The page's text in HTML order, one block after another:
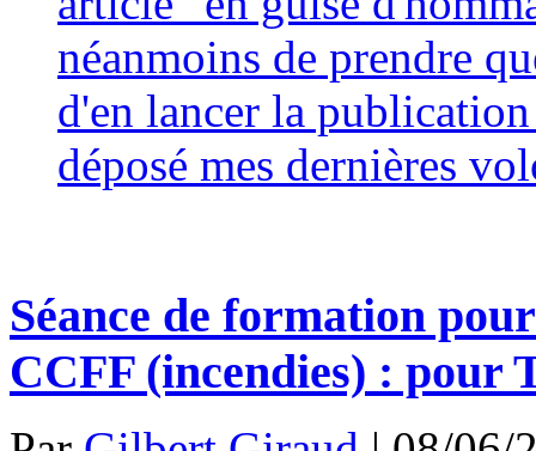
néanmoins de prendre
d'en lancer la
déposé mes dernières
Séance de formation
CCFF (incendies) : pour